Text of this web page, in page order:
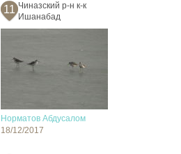
11 Чиназский р-н к-к
Ишанабад
Норматов Абдусалом
18/12/2017